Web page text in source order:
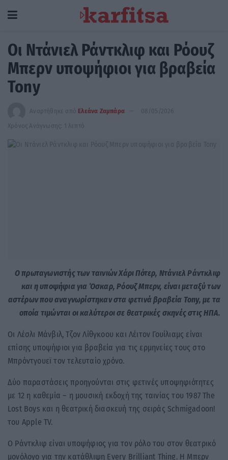
Οι Ντάνιελ Ράντκλιφ και Ρόουζ
Μπερν υποψήφιοι για βραβεία
Tony
Αναρτήθηκε από Ελεάνα Ζαμπάρα
08/05/2026
Χρόνος Ανάγνωσης: 1 λεπτό
O πρωταγωνιστής των ταινιών Χάρι Πότερ, Ντάνιελ Ράντκλιφ
και η υποψήφια για Όσκαρ, Ρόουζ Μπερν, είναι μεταξύ των
αστέρων που αναγνωρίστηκαν στα φετινά βραβεία Tony, με τα
οποία τιμώνται οι καλύτεροι σε θεατρικές σκηνές στις ΗΠΑ.
Οι Λέσλι Μάνβιλ, Τζον Λίθγκοου και Λέιτον Γουίλιαμς είναι
επίσης υποψήφιοι για βραβεία για τις ερμηνείες τους στο
Μπρόντγουεϊ τον τελευταίο χρόνο.
Δύο παραστάσεις προηγούνται στις φετινές υποψηφιότητες
με 12 η καθεμία – η μουσική εκδοχή της ταινίας του 1987 The
Lost Boys και η θεατρική διασκευή της σειράς Schmigadoon!
του Apple TV.
Ο Ράντκλιφ είναι υποψήφιος για τον ρόλο του στον θεατρικό
μονόλογο για την κατάθλιψη Every Brilliant Thing. Η Μπερν